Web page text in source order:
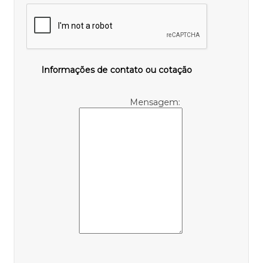
Informações de contato ou cotação
Mensagem: